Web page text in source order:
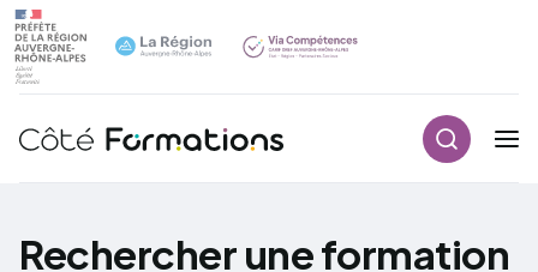
Navigation principale
Rechercher une formation